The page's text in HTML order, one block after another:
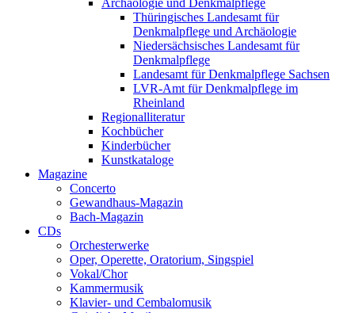
Archäologie und Denkmalpflege
Thüringisches Landesamt für
Denkmalpflege und Archäologie
Niedersächsisches Landesamt für
Denkmalpflege
Landesamt für Denkmalpflege Sachsen
LVR-Amt für Denkmalpflege im
Rheinland
Regionalliteratur
Kochbücher
Kinderbücher
Kunstkataloge
Magazine
Concerto
Gewandhaus-Magazin
Bach-Magazin
CDs
Orchesterwerke
Oper, Operette, Oratorium, Singspiel
Vokal/Chor
Kammermusik
Klavier- und Cembalomusik